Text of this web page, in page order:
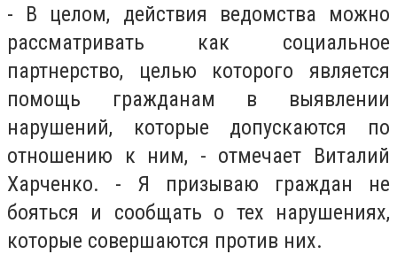
- В целом, действия ведомства можно
рассматривать как социальное
партнерство, целью которого является
помощь гражданам в выявлении
нарушений, которые допускаются по
отношению к ним, - отмечает Виталий
Харченко. - Я призываю граждан не
бояться и сообщать о тех нарушениях,
которые совершаются против них.